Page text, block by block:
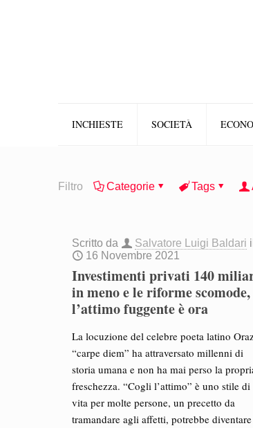
INCHIESTE SOCIETÀ
Filtro Categorie Tags
Scritto da Salvatore Luigi Baldari il
16 Novembre 2021
Investimenti privati 140
in meno e le riforme scomode,
l’attimo fuggente è ora
La locuzione del celebre poeta latino
“carpe diem” ha attraversato millenni di
storia umana e non ha mai perso la
freschezza. “Cogli l’attimo” è uno stile di
vita per molte persone, un precetto da
tramandare agli affetti, potrebbe diventare